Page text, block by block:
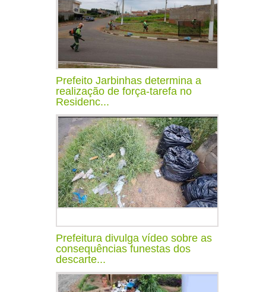
Prefeito Jarbinhas determina a
realização de força-tarefa no
Residenc...
Prefeitura divulga vídeo sobre as
consequências funestas dos
descarte...